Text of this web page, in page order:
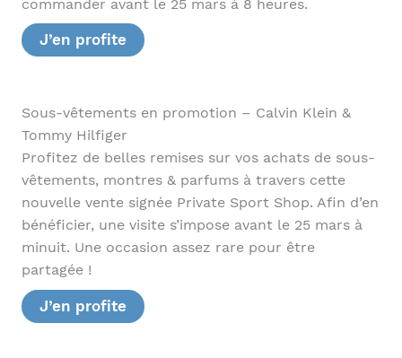
commander avant le 25 mars à 8 heures.
J’en profite
Sous-vêtements en promotion – Calvin Klein &
Tommy Hilfiger
Profitez de belles remises sur vos achats de sous-
vêtements, montres & parfums à travers cette
nouvelle vente signée Private Sport Shop. Afin d’en
bénéficier, une visite s’impose avant le 25 mars à
minuit. Une occasion assez rare pour être
partagée !
J’en profite